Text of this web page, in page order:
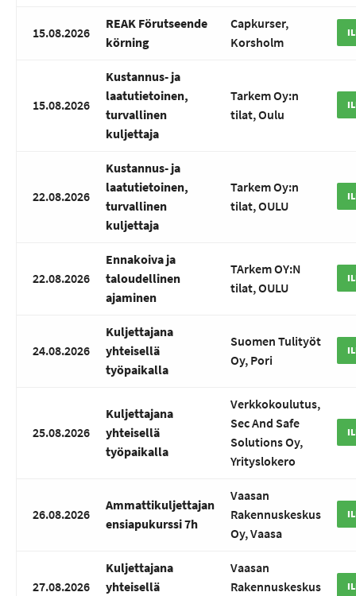
15.08.2026
REAK Förutseende
körning
Capkurser,
Korsholm
15.08.2026
Kustannus- ja
laatutietoinen,
turvallinen
kuljettaja
Tarkem Oy:n
tilat, Oulu
22.08.2026
Kustannus- ja
laatutietoinen,
turvallinen
kuljettaja
Tarkem Oy:n
tilat, OULU
22.08.2026
Ennakoiva ja
taloudellinen
ajaminen
TArkem OY:N
tilat, OULU
24.08.2026
Kuljettajana
yhteisellä
työpaikalla
Suomen Tulityöt
Oy, Pori
25.08.2026
Kuljettajana
yhteisellä
työpaikalla
Verkkokoulutus,
Sec And Safe
Solutions Oy,
Yrityslokero
26.08.2026
Ammattikuljettajan
ensiapukurssi 7h
Vaasan
Rakennuskeskus
Oy, Vaasa
27.08.2026
Kuljettajana
yhteisellä
Vaasan
Rakennuskeskus